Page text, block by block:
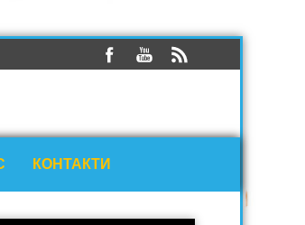
КОНТАКТИ